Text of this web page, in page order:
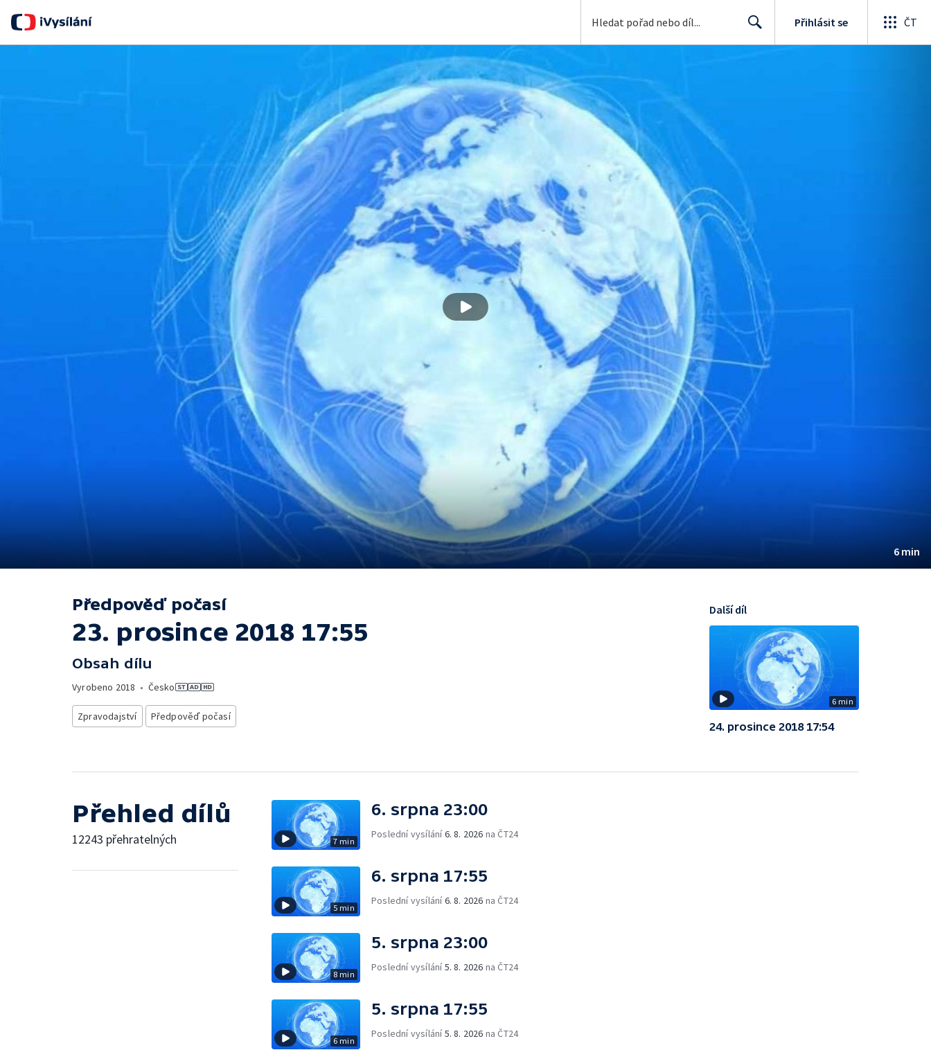
Přihlásit se ČT
6 min
Předpověď počasí
23. prosince 2018 17:55
Obsah dílu
Vyrobeno 2018 • Česko
Zpravodajství Předpověď počasí
6 min
Další díl
24. prosince 2018 17:54
Přehled dílů
12243 přehratelných 7 min
6. srpna 23:00
Poslední vysílání6. 8. 2026 na ČT24
5 min
6. srpna 17:55
Poslední vysílání6. 8. 2026 na ČT24
8 min
5. srpna 23:00
Poslední vysílání5. 8. 2026 na ČT24
6 min
5. srpna 17:55
Poslední vysílání5. 8. 2026 na ČT24